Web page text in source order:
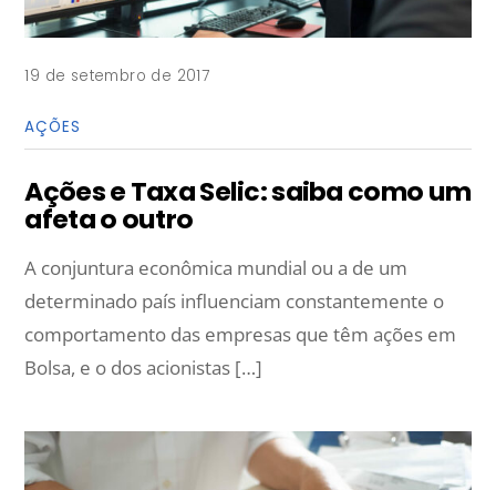
19 de setembro de 2017
AÇÕES
Ações e Taxa Selic: saiba como um
afeta o outro
A conjuntura econômica mundial ou a de um
determinado país influenciam constantemente o
comportamento das empresas que têm ações em
Bolsa, e o dos acionistas […]